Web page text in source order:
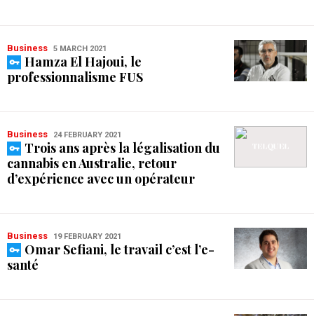
Business 5 MARCH 2021
Hamza El Hajoui, le
professionnalisme FUS
Business 24 FEBRUARY 2021
Trois ans après la légalisation du
cannabis en Australie, retour
d’expérience avec un opérateur
Business 19 FEBRUARY 2021
Omar Sefiani, le travail c’est l’e-
santé